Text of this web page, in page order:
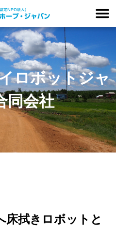
ロボットジャ
同会社
床拭きロボットと